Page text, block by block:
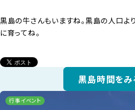
黒島の牛さんもいますね。黒島の人口よ
に育ってね。
黒島時間をみ
行事イベント